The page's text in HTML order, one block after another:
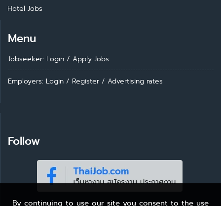
Hotel Jobs
Menu
Jobseeker: Login / Apply Jobs
Employers: Login / Register / Advertising rates
Follow
By continuing to use our site you consent to the use